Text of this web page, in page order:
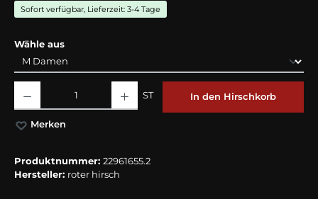
Sofort verfügbar, Lieferzeit: 3-4 Tage
Wähle ausauswählen
ST In den Hirschkorb
Merken
Produktnummer: 22961655.2
Hersteller: roter hirsch